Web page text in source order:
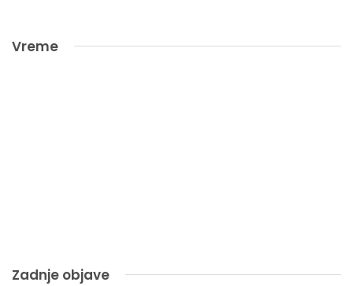
Vreme
Zadnje objave